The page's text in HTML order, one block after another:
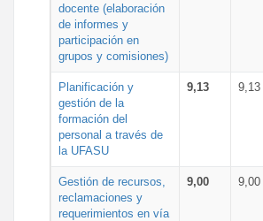
docente (elaboración
de informes y
participación en
grupos y comisiones)
Planificación y
gestión de la
formación del
personal a través de
la UFASU
9,13 9,13
Gestión de recursos,
reclamaciones y
requerimientos en vía
9,00 9,00